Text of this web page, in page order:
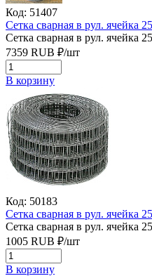
Код: 51407
Сетка сварная в рул. ячейка
Сетка сварная в рул. ячейка
7359 RUB ₽/шт
В корзину
Код: 50183
Сетка сварная в рул. ячейка
Сетка сварная в рул. ячейка
1005 RUB ₽/шт
В корзину